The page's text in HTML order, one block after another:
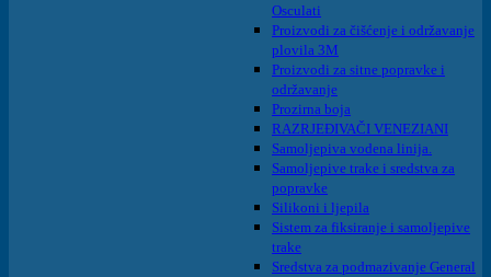
Osculati
Proizvodi za čišćenje i održavanje
plovila 3M
Proizvodi za sitne popravke i
održavanje
Prozirna boja
RAZRJEĐIVAČI VENEZIANI
Samoljepiva vodena linija.
Samoljepive trake i sredstva za
popravke
Silikoni i ljepila
Sistem za fiksiranje i samoljepive
trake
Sredstva za podmazivanje General